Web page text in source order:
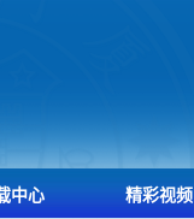
中心 精彩视频